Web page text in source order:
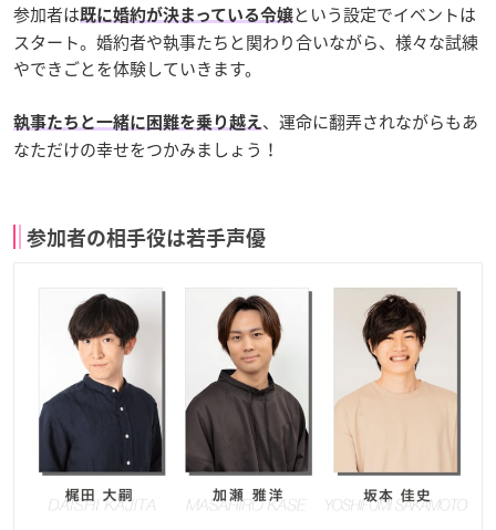
参加者は 既に婚約が決まっている令嬢という設定でイベントは
スタート。婚約者や執事たちと関わり合いながら、様々な試練
やできごとを体験していきます。
執事たちと一緒に困難を乗り越え 、運命に翻弄されながらもあ
なただけの幸せをつかみましょう！
参加者の相手役は若手声優